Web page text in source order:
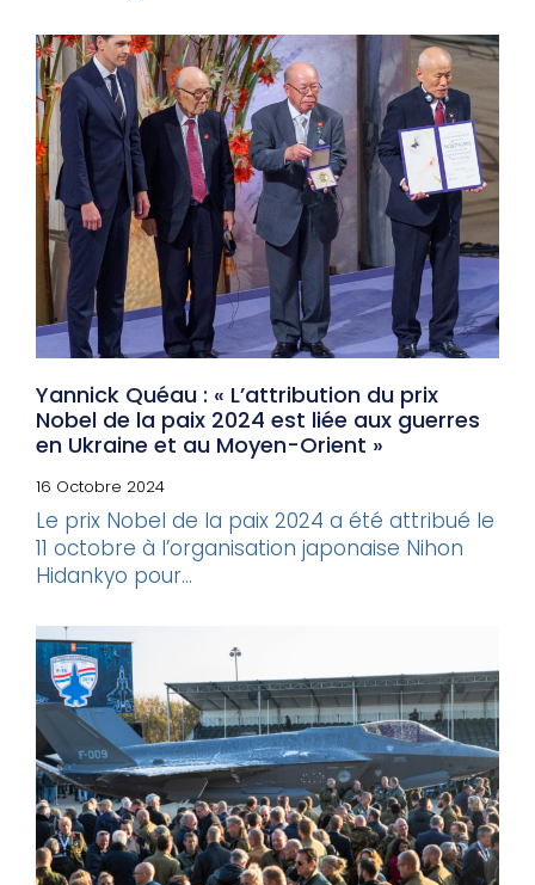
Yannick Quéau : « L’attribution du prix
Nobel de la paix 2024 est liée aux guerres
en Ukraine et au Moyen-Orient »
16 Octobre 2024
Le prix Nobel de la paix 2024 a été attribué le
11 octobre à l’organisation japonaise Nihon
Hidankyo pour...